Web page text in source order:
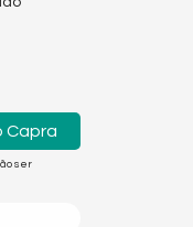
Capra
ser